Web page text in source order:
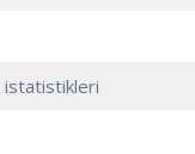
istatistikleri